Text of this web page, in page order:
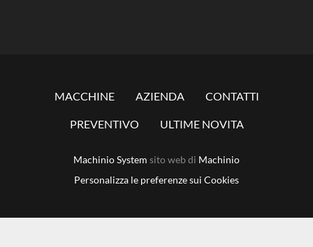
Personalizza le preferenze sui Cookies
Machinio System sito web di Machinio
MACCHINE AZIENDA CONTATTI
PREVENTIVO ULTIME NOVITA